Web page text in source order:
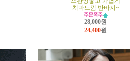
치마느낌 반바지~
28,000원
24,400원